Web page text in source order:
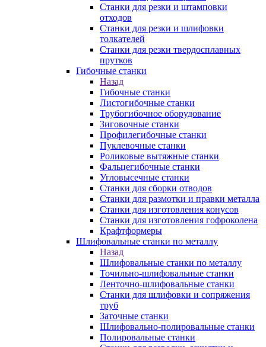
Станки для резки и штамповки
отходов
Станки для резки и шлифовки
толкателей
Станки для резки твердосплавных
прутков
Гибочные станки
Назад
Гибочные станки
Листогибочные станки
Трубогибочное оборудование
Зиговочные станки
Профилегибочные станки
Пуклевочные станки
Роликовые вытяжные станки
Фальцегибочные станки
Угловысечные станки
Станки для сборки отводов
Станки для размотки и правки металла
Станки для изготовления конусов
Станки для изготовления гофроколена
Крафтформеры
Шлифовальные станки по металлу
Назад
Шлифовальные станки по металлу
Точильно-шлифовальные станки
Ленточно-шлифовальные станки
Станки для шлифовки и сопряжения
труб
Заточные станки
Шлифовально-полировальные станки
Полировальные станки